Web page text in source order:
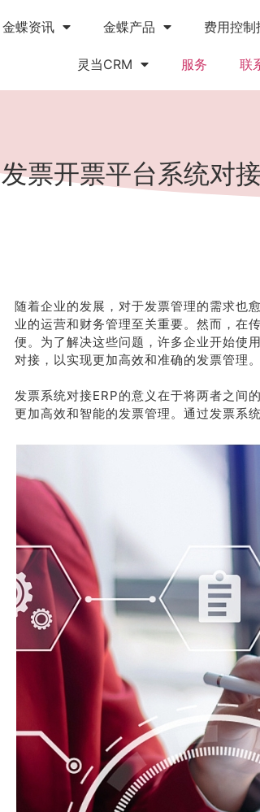
金蝶资讯 金蝶产品 费用控制
灵当CRM 服务 联
发票开票平台系统对
随着企业的发展，对于发票管理的需求也
业的运营和财务管理至关重要。然而，在
便。为了解决这些问题，许多企业开始使
对接，以实现更加高效和准确的发票管理。
发票系统对接ERP的意义在于将两者之间
更加高效和智能的发票管理。通过发票系